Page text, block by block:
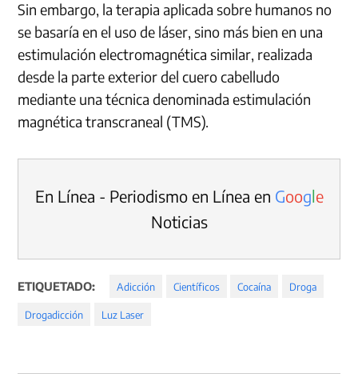
Sin embargo, la terapia aplicada sobre humanos no
se basaría en el uso de láser, sino más bien en una
estimulación electromagnética similar, realizada
desde la parte exterior del cuero cabelludo
mediante una técnica denominada estimulación
magnética transcraneal (TMS).
En Línea - Periodismo en Línea en Google
Noticias
ETIQUETADO: Adicción Científicos Cocaína Droga
Drogadicción Luz Laser